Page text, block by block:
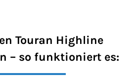
Touran Highline
– so funktioniert es: